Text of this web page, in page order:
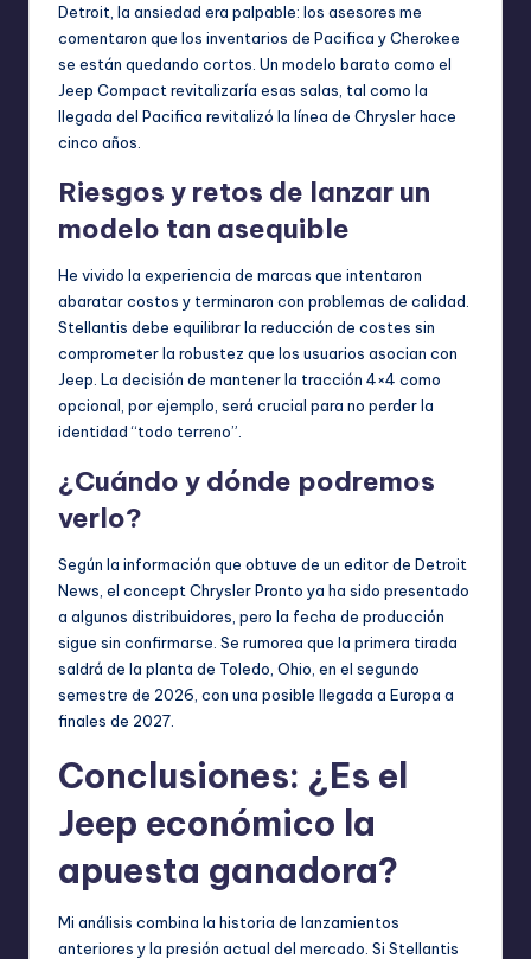
Detroit, la ansiedad era palpable: los asesores me
comentaron que los inventarios de Pacifica y Cherokee
se están quedando cortos. Un modelo barato como el
Jeep Compact revitalizaría esas salas, tal como la
llegada del Pacifica revitalizó la línea de Chrysler hace
cinco años.
Riesgos y retos de lanzar un
modelo tan asequible
He vivido la experiencia de marcas que intentaron
abaratar costos y terminaron con problemas de calidad.
Stellantis debe equilibrar la reducción de costes sin
comprometer la robustez que los usuarios asocian con
Jeep. La decisión de mantener la tracción 4×4 como
opcional, por ejemplo, será crucial para no perder la
identidad “todo terreno”.
¿Cuándo y dónde podremos
verlo?
Según la información que obtuve de un editor de Detroit
News, el concept Chrysler Pronto ya ha sido presentado
a algunos distribuidores, pero la fecha de producción
sigue sin confirmarse. Se rumorea que la primera tirada
saldrá de la planta de Toledo, Ohio, en el segundo
semestre de 2026, con una posible llegada a Europa a
finales de 2027.
Conclusiones: ¿Es el
Jeep económico la
apuesta ganadora?
Mi análisis combina la historia de lanzamientos
anteriores y la presión actual del mercado. Si Stellantis